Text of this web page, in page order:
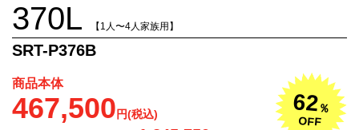
370L 【1人〜4人家族用】
SRT-P376B
商品本体
467,500 円(税込)
62％
OFF